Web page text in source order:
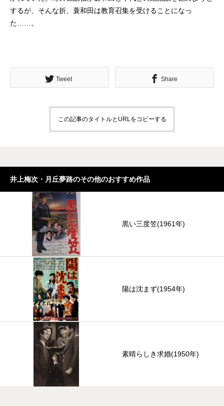
するが、そんな折、蓑和田は教育召集を受けることになっ
た……。
Tweet Share
この記事のタイトルとURLをコピーする
井上梅次・月丘夢路のその他のおすすめ作品
黒い三度笠(1961年)
陽は沈まず(1954年)
素晴らしき求婚(1950年)